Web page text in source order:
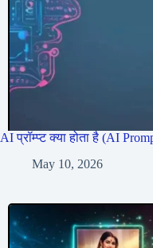
AI प्रॉम्प्ट क्या होता है (AI
May 10, 2026